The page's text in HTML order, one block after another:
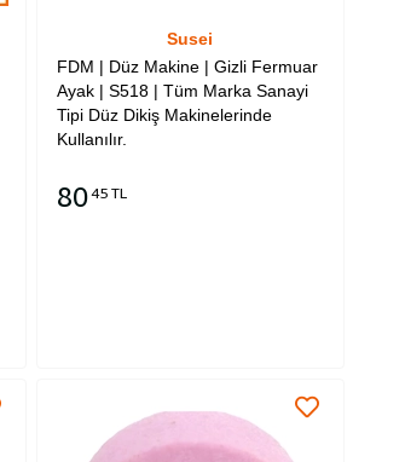
Susei
FDM | Düz Makine | Gizli Fermuar
Ayak | S518 | Tüm Marka Sanayi
Tipi Düz Dikiş Makinelerinde
Kullanılır.
8045 TL